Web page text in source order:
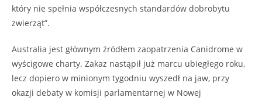
który nie spełnia współczesnych standardów dobrobytu
zwierząt”.
Australia jest głównym źródłem zaopatrzenia Canidrome w
wyścigowe charty. Zakaz nastąpił już marcu ubiegłego roku,
lecz dopiero w minionym tygodniu wyszedł na jaw, przy
okazji debaty w komisji parlamentarnej w Nowej